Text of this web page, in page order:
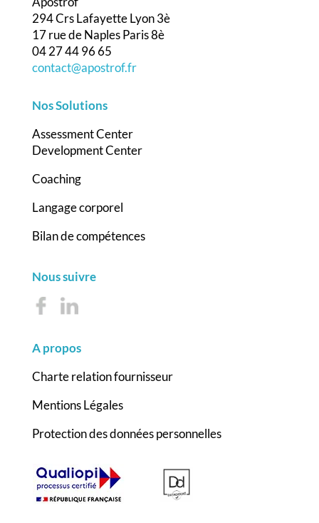
294 Crs Lafayette Lyon 3è
17 rue de Naples Paris 8è
04 27 44 96 65
contact@apostrof.fr
Nos Solutions
Assessment Center
Development Center
Coaching
Langage corporel
Bilan de compétences
Nous suivre
A propos
Charte relation fournisseur
Mentions Légales
Protection des données personnelles